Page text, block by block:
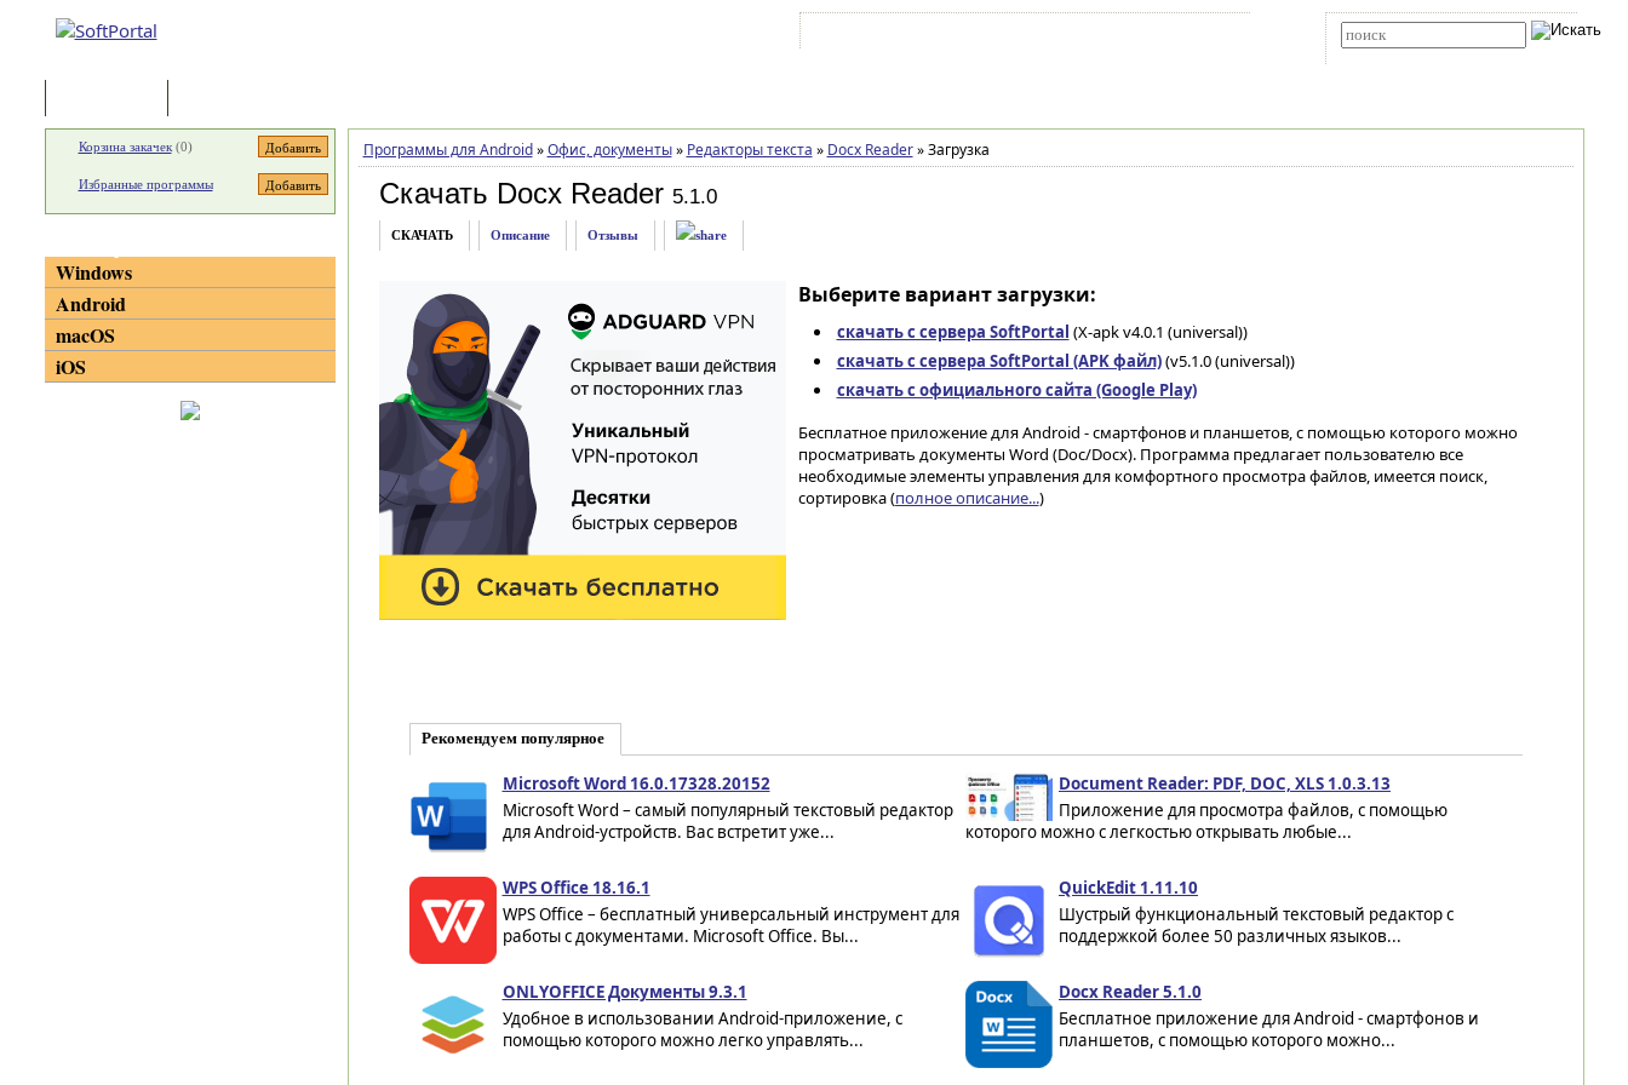
Программы для Android » Офис, документы » Редакторы текста » Docx Reader »Загрузка
Скачать Docx Reader 5.1.0
СКАЧАТЬ Описание Отзывы
Выберите вариант загрузки:
скачать с сервера SoftPortal (X-apk v4.0.1 (universal))
скачать с сервера SoftPortal (APK файл)(v5.1.0 (universal))
скачать с официального сайта (Google Play)
Бесплатное приложение для Android - смартфонов и планшетов, с помощью которого можно
просматривать документы Word (Doc/Docx). Программа предлагает пользователю все
необходимые элементы управления для комфортного просмотра файлов, имеется поиск,
сортировка (полное описание...)
Рекомендуем популярное
Microsoft Word 16.0.17328.20152
Microsoft Word – самый популярный текстовый редактор
для Android-устройств. Вас встретит уже...
Document Reader: PDF, DOC, XLS 1.0.3.13
Приложение для просмотра файлов, с помощью
которого можно с легкостью открывать любые...
WPS Office 18.16.1
WPS Office – бесплатный универсальный инструмент для
работы с документами. Microsoft Office. Вы...
QuickEdit 1.11.10
Шустрый функциональный текстовый редактор с
поддержкой более 50 различных языков...
ONLYOFFICE Документы 9.3.1
Удобное в использовании Android-приложение, с
помощью которого можно легко управлять...
Docx Reader 5.1.0
Бесплатное приложение для Android - смартфонов и
планшетов, с помощью которого можно...
Корзина закачек(0)
Избранные программы
Windows
Android
macOS
iOS